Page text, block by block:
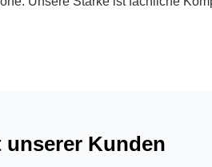
Kunden